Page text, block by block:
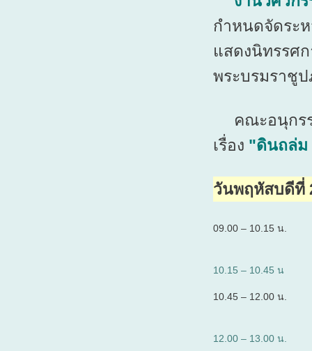
กำหนดจัดระ
แสดงนิทรรศ
พระบรมราชู
คณะอนุกรร
เรื่อง "ดินถล่ม
วันพฤหัสบดีที่
09.00 – 10.15 น.
10.15 – 10.45 น
10.45 – 12.00 น.
12.00 – 13.00 น.